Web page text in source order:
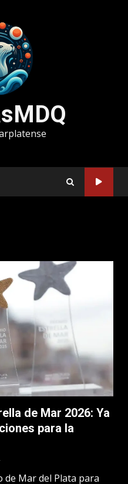
de Mar 2026: Ya
para la
de Mar del Plata para